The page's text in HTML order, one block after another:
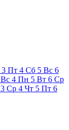
3 Пт 4 Сб 5 Вс 6
Вс 4 Пн 5 Вт 6 Ср
3 Ср 4 Чт 5 Пт 6